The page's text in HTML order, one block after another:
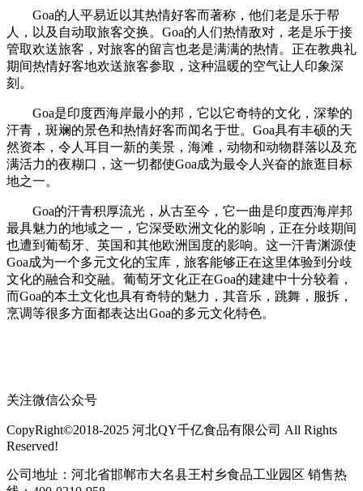
Goa的人平易近以其热情好客而著称，他们老是乐于帮
人，以及自动取旅客交换。Goa的人们热情敌对，老是乐于接
管取欢送旅客，对旅客的留言也老是满满的热情。正在教典礼
期间热情好客地欢送旅客参取，这种温暖的空气让人印象深
刻。
Goa是印度西海岸最小的邦，它以它奇特的文化，深挚的
汗青，斑斓的景色和热情好客而闻名于世。Goa具有丰硕的天
然资本，令人耳目一新的美景，海滩，动物和动物群落以及充
满活力的夜糊口，这一切都使Goa成为最令人兴奋的旅逛目标
地之一。
Goa的汗青积厚流光，从古至今，它一曲是印度西海岸邦
最具魅力的地域之一，它深受欧洲文化的影响，正在分歧期间
也遭到葡萄牙、英国和其他欧洲国度的影响。这一汗青渊源使
Goa成为一个多元文化的宝库，旅客能够正在这里体验到分歧
文化的融合和交融。葡萄牙文化正在Goa的建建中十分较着，
而Goa的本土文化也具有奇特的魅力，其音乐，跳舞，服拆，
烹调等很多方面都表达出Goa的多元文化特色。
关注微信公众号
CopyRight©2018-2025 河北QY千亿食品有限公司 All Rights
Reserved!
公司地址：河北省邯郸市大名县王村乡食品工业园区 销售热